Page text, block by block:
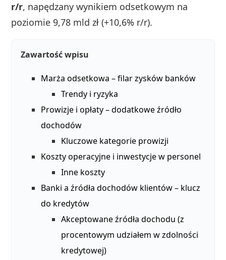
r/r, napędzany wynikiem odsetkowym na
poziomie 9,78 mld zł (+10,6% r/r).
Zawartość wpisu
Marża odsetkowa – filar zysków banków
Trendy i ryzyka
Prowizje i opłaty – dodatkowe źródło
dochodów
Kluczowe kategorie prowizji
Koszty operacyjne i inwestycje w personel
Inne koszty
Banki a źródła dochodów klientów – klucz
do kredytów
Akceptowane źródła dochodu (z
procentowym udziałem w zdolności
kredytowej)